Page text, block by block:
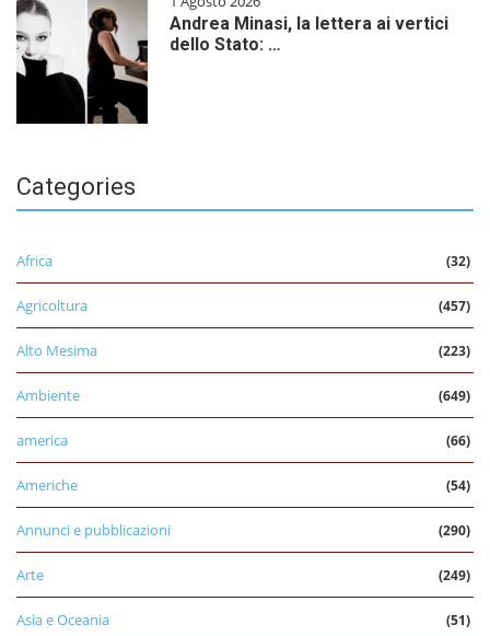
Andrea Minasi, la lettera ai vertici
dello Stato: …
Categories
Africa (32)
Agricoltura (457)
Alto Mesima (223)
Ambiente (649)
america (66)
Americhe (54)
Annunci e pubblicazioni (290)
Arte (249)
Asia e Oceania (51)